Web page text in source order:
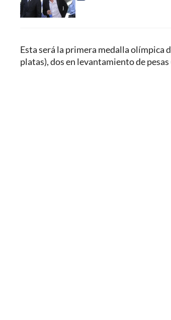
Esta será la primera medalla olímpica
platas), dos en levantamiento de